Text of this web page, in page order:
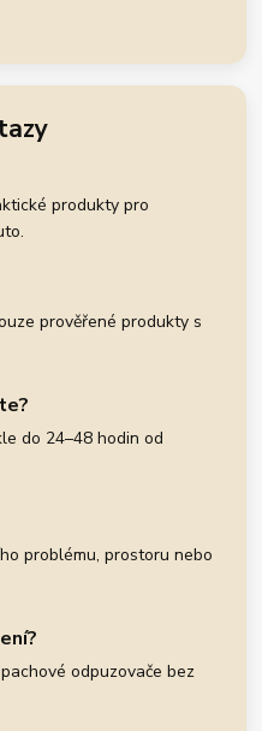
produkty pro
prověřené produkty s
do 24–48 hodin od
problému, prostoru nebo
odpuzovače bez